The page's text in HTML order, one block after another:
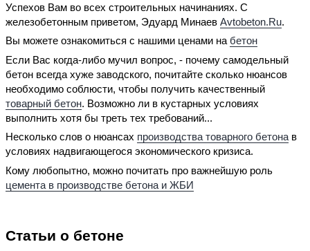
Успехов Вам во всех строительных начинаниях. С
железобетонным приветом, Эдуард Минаев Avtobeton.Ru.
Вы можете ознакомиться с нашими ценами набетон
Если Вас когда-либо мучил вопрос, - почему самодельный
бетон всегда хуже заводского, почитайте сколько нюансов
необходимо соблюсти, чтобы получить качественный
товарный бетон. Возможно ли в кустарных условиях
выполнить хотя бы треть тех требований...
Несколько слов о нюансах производства товарного бетона в
условиях надвигающегося экономического кризиса.
Кому любопытно, можно почитать про важнейшую роль
цемента в производстве бетона и ЖБИ
Статьи о бетоне